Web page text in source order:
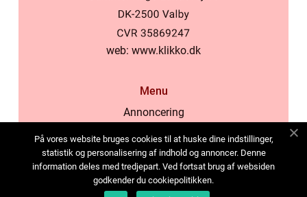
web: www.klikko.dk
Menu
Annoncering
Cookies
Kontakt os
Sitemap
På vores website bruges cookies til at huske dine indstillinger,
statistik og personalisering af indhold og annoncer. Denne
information deles med tredjepart. Ved fortsat brug af websiden
godkender du cookiepolitikken.